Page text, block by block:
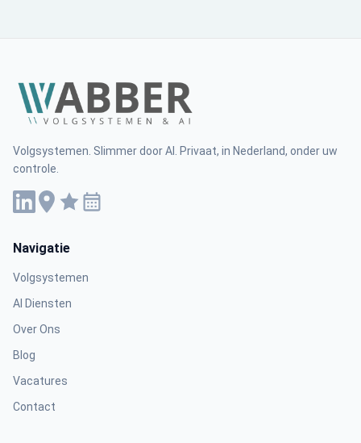
Volgsystemen. Slimmer door AI. Privaat, in Nederland, onder uw
controle.
Navigatie
Volgsystemen
AI Diensten
Over Ons
Blog
Vacatures
Contact